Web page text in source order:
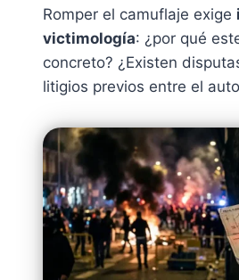
Romper el camuflaje exige
victimología: ¿por qué
concreto? ¿Existen
litigios previos entre el